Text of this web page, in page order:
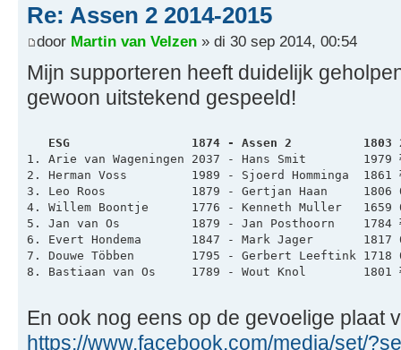
Re: Assen 2 2014-2015
door Martin van Velzen » di 30 sep 2014, 00:54
Mijn supporteren heeft duidelijk
gewoon uitstekend gespeeld!
ESG                 1874 - Assen 2          1803
1. Arie van Wageningen 2037 - Hans Smit
2. Herman Voss         1989 - Sjoerd Homminga
3. Leo Roos            1879 - Gertjan Haan     1806
4. Willem Boontje      1776 - Kenneth Muller   1659
5. Jan van Os          1879 - Jan Posthoorn    1784
6. Evert Hondema       1847 - Mark Jager       1817
7. Douwe Többen        1795 - Gerbert Leeftink 1718
8. Bastiaan van Os     1789 - Wout Knol        1801
En ook nog eens op de gevoelige plaat
https://www.facebook.com/media/set/